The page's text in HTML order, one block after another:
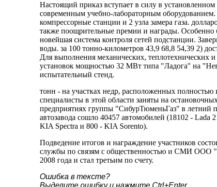
Настоящий приказ вступает в силу в
современным учебно-лабораторным
компрессорные станции и 2 узла замера газа.
также поощрительные премии и награды. Особенно
новейшая система контроля сетей подстанции.
воды. за 100 тонно-километров 43,9 68,8 54,39 2)
Для выполнения механических, теплотехнических
установок мощностью 32 МВт типа "Ладога" на
испытательный стенд.
тонн - на участках недр, расположенных
специалисты в этой области заняты на
предприятиях группы "СибурТюменьГаз" в летний
автозавода сошло 40457 автомобилей (18102 -
KIA Spectra и 800 - KIA Sorento).
Подведение итогов и награждение участников
службы по связям с общественностью и СМИ ООО
2008 года и стал третьим по счету.
Ошибка в тексте?
Выделите ошибку и нажмите Ctrl+Enter